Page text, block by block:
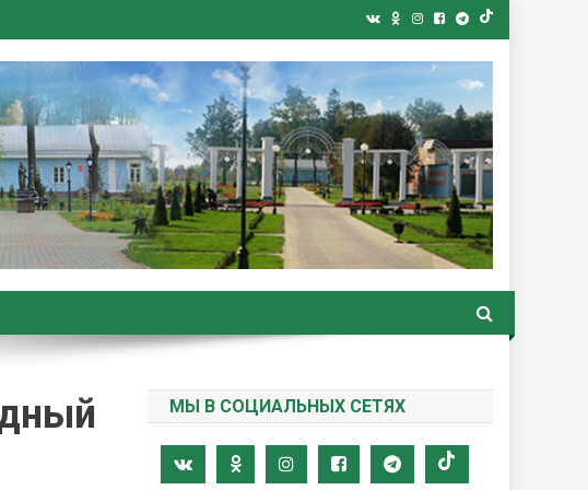
газета
МЫ В СОЦИАЛЬНЫХ СЕТЯХ